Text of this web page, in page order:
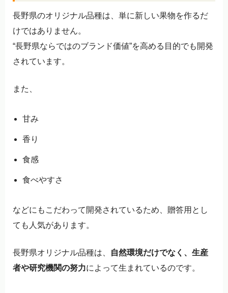
長野県のオリジナル品種は、単に新しい果物を作るだ
けではありません。
“長野県ならではのブランド価値”を高める目的でも開発
されています。
また、
甘み
香り
食感
食べやすさ
などにもこだわって開発されているため、贈答用とし
ても人気があります。
長野県オリジナル品種は、
自然環境だけでなく、生産
者や研究機関の努力によって生まれているのです。